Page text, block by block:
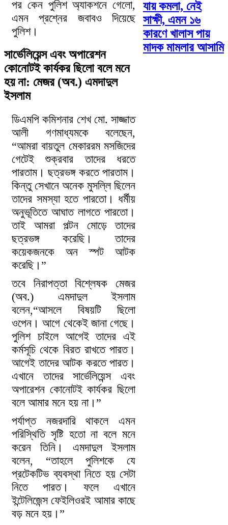
পর কেন পুলিশ অ্যাকশনে গেলো,
এমন প্রশ্নের জবাবও দিয়েছে
পুলিশ।
সার্ভেলিয়েন্স এবং অপারেশন
কোনোটই কার্যকর ছিলো বলে মনে
হয় না: মেজর (অব.) এমদাদুল
ইসলাম
ডিএমপি কমিশনার শেখ মো. সাজ্জাত
আলী গণমাধ্যমকে বলেছেন,
“আমরা বায়তুল মেকাররম মসজিদের
গেটেই শুক্রবার তাদের ধরতে
পারতাম। ছত্রভঙ্গ করতে পারতাম।
কিন্তু সেখানে অনেক মুসল্লি ছিলেন
তাদের সমস্যা হতে পারতো। ধর্মীয়
অনুভূতিতে আঘাত লাগতে পারতো।
তাই আমরা পল্টন মোড়ে তাদের
ছত্রভঙ্গ করেছি। তাদের
কয়েকজনকে অন স্পট আটক
করেছি।”
তবে নিরাপত্তা বিশ্লেষক মেজর
(অব.) এমদাদুল ইসলাম
বলেন,“আসলে বিষয়টি ছিলো
ওপেন। আগে থেকেই জানা গেছে।
পুলিশ চাইলে আগেই তাদের এই
কর্মসূচি থেকে বিরত রাখতে পারত।
আগেই তাদের আটক করতে পারত।
এখানে তাদের সার্ভেলিয়েন্স এবং
অপারেশন কোনোটই কার্যকর ছিলো
বলে আমার মনে হয় না।”
পর্যাপ্ত নজরদারি থাকলে এমন
পরিস্থিতি সৃষ্টি হতো না বলে মনে
করেন তিনি। এমদাদুল ইসলাম
বলেন, “তাহলে পুলিশকে যে
প্রটেকটিভ ব্যবস্থা নিতে হয় সেটা
নিতে পারত। ফলে এখানে
ইন্টেলিজেন্স ফেইলিওরই আমার কাছে
বড় মনে হয়।”
যায় কমলা, নেই
সাক্ষী, এমন ১৬
কারণে খালাস পায়
মাদক মামলার আসামি